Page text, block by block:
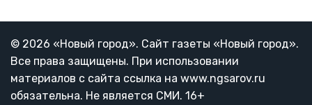
© 2026 «Новый город». Cайт газеты «Новый город».
Все права защищены. При использовании
материалов с сайта ссылка на www.ngsarov.ru
обязательна. Не является СМИ. 16+